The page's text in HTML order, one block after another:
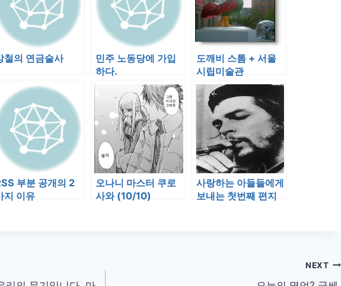
철의 연금술사
민주 노동당에 가입
하다.
도깨비 스톰 + 서울
시립미술관
부분 공개의 2
지 이유
오나니 마스터 쿠로
사와 (10/10)
사랑하는 아들들에게
보내는 첫번째 편지
NEXT